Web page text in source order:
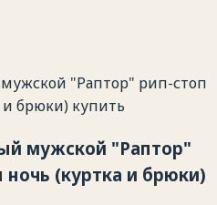
мужской "Раптор"
(куртка и брюки)